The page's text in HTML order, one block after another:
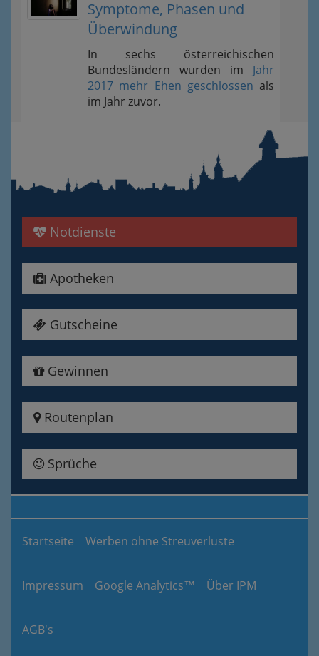
Symptome, Phasen und
Überwindung
In sechs österreichischen
Bundesländern wurden im Jahr
2017 mehr Ehen geschlossen als
im Jahr zuvor.
Notdienste
Apotheken
Gutscheine
Gewinnen
Routenplan
Sprüche
Startseite Werben ohne Streuverluste
Impressum Google Analytics™ Über IPM
AGB's